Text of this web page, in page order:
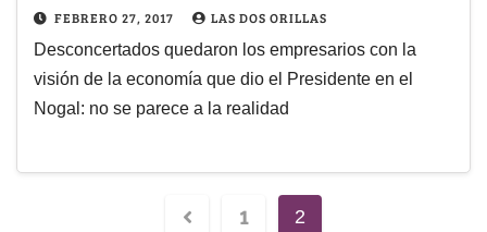
FEBRERO 27, 2017 LAS DOS ORILLAS
Desconcertados quedaron los empresarios con la
visión de la economía que dio el Presidente en el
Nogal: no se parece a la realidad
1 2